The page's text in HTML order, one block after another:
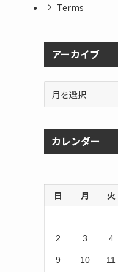
Terms
アーカイブ
イ
カレンダー
日 月 火
2 3 4
9 10 11